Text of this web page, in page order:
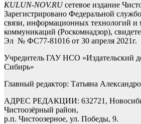
KULUN-NOV.RUсетевое издание
Зарегистрировано Федеральной
связи, информационных технологий и
коммуникаций (Роскомнадзор),
Эл № ФС77-81016 от 30 апреля 2021г.
Учредитель ГАУ НСО «Издательский
Сибирь»
Главный редактор: Татьяна
АДРЕС РЕДАКЦИИ: 632721,
Чистоозёрный район,
р.п. Чистоозерное, ул. Победы, 9.